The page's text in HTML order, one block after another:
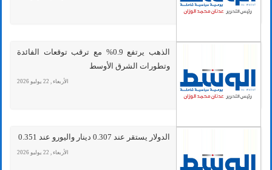
الذهب يرتفع 0.9% مع ترقب توقعات الفائدة
وتطورات الشرق الأوسط
الأربعاء , 22 يوليو 2026
الدولار يستقر عند 0.307 دينار واليورو عند 0.351
الأربعاء , 22 يوليو 2026